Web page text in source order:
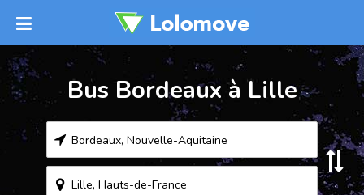
Bus Bordeaux à Lille